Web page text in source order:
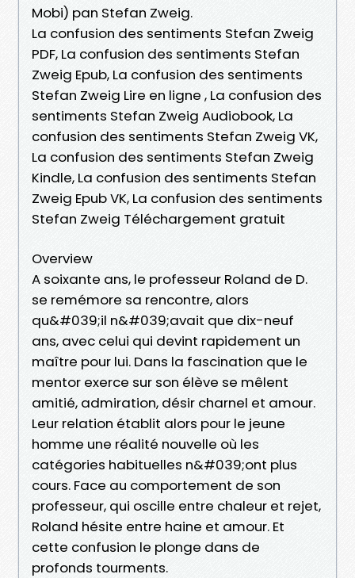
Mobi) pan Stefan Zweig.
La confusion des sentiments Stefan Zweig
PDF, La confusion des sentiments Stefan
Zweig Epub, La confusion des sentiments
Stefan Zweig Lire en ligne , La confusion des
sentiments Stefan Zweig Audiobook, La
confusion des sentiments Stefan Zweig VK,
La confusion des sentiments Stefan Zweig
Kindle, La confusion des sentiments Stefan
Zweig Epub VK, La confusion des sentiments
Stefan Zweig Téléchargement gratuit
Overview
A soixante ans, le professeur Roland de D.
se remémore sa rencontre, alors
qu&#039;il n&#039;avait que dix-neuf
ans, avec celui qui devint rapidement un
maître pour lui. Dans la fascination que le
mentor exerce sur son élève se mêlent
amitié, admiration, désir charnel et amour.
Leur relation établit alors pour le jeune
homme une réalité nouvelle où les
catégories habituelles n&#039;ont plus
cours. Face au comportement de son
professeur, qui oscille entre chaleur et rejet,
Roland hésite entre haine et amour. Et
cette confusion le plonge dans de
profonds tourments.